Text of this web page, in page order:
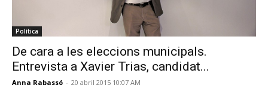
Política
De cara a les eleccions municipals.
Entrevista a Xavier Trias, candidat...
Anna Rabassó - 20 abril 2015 10:07 AM